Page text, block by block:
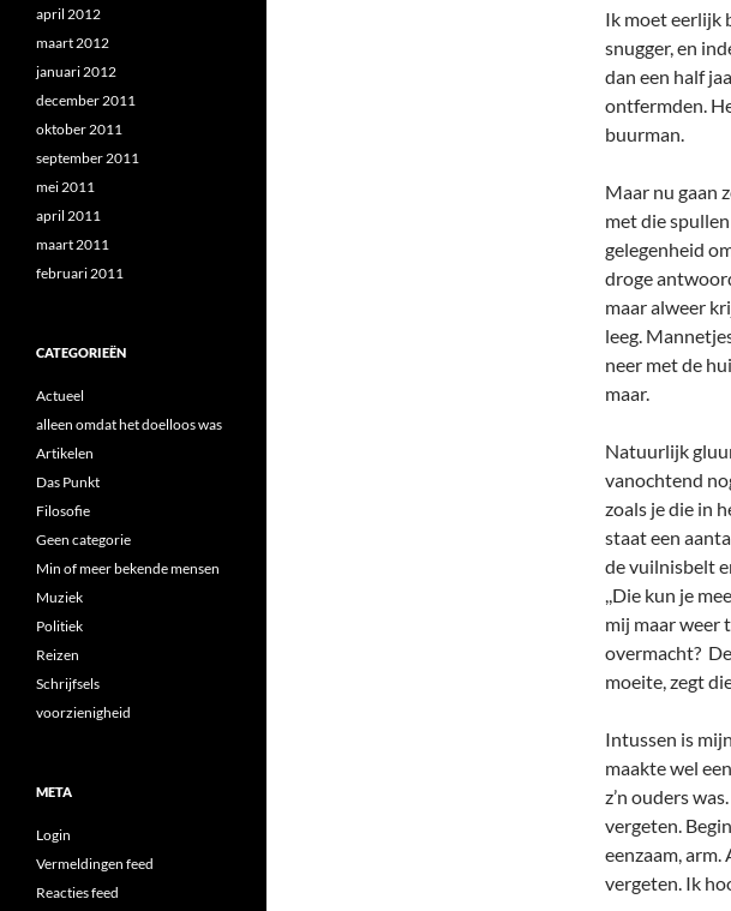
Ik moet eerlijk
snugger, en
dan een half
ontfermden.
buurman.
Maar nu gaan
met die
gelegenheid
droge
maar alweer
leeg.
neer met de
maar.
Natuurlijk
vanochtend
zoals je die in
staat een
de vuilnisbelt
,,Die kun je
mij maar weer
overmacht?
moeite, zegt
Intussen is
maakte wel
z’n ouders
vergeten.
eenzaam,
vergeten. Ik
april 2012
maart 2012
januari 2012
december 2011
oktober 2011
september 2011
mei 2011
april 2011
maart 2011
februari 2011
CATEGORIEËN
Actueel
alleen omdat het doelloos was
Artikelen
Das Punkt
Filosofie
Geen categorie
Min of meer bekende mensen
Muziek
Politiek
Reizen
Schrijfsels
voorzienigheid
META
Login
Vermeldingen feed
Reacties feed